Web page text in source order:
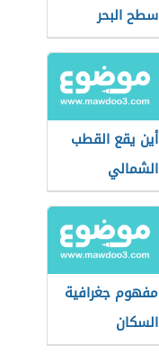
سطح البحر
أين يقع القطب
الشمالي
مفهوم جغرافية
السكان